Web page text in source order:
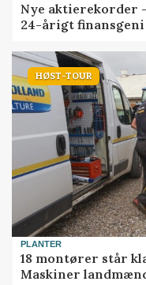
Nye aktierekorder
24-årigt finansgeni
HØST-TOUR
PLANTER
18 montører står
Maskiner